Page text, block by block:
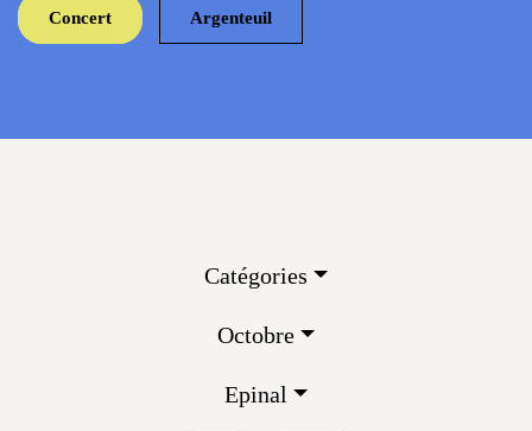
Concert Argenteuil
Catégories
Octobre
Epinal